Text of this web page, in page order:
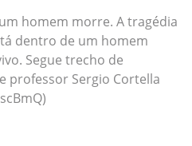
homem morre. A tragédia
dentro de um homem
Segue trecho de
professor Sergio Cortella